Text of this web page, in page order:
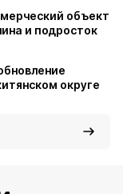
объект
и подросток
округе